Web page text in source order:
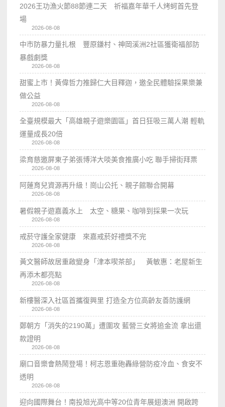
2026王功漁火節88節連二天 祈福嘉年華千人烤蚵首先登
場
2026-08-08
中市防暴力量扎根 豐原鎌村、神岡溪洲2社區獲衛福部防
暴戲劇獎
2026-08-08
甜蜜上市！黃偉哲力推歸仁大目釋迦，邀全民體驗採果樂兼
做公益
2026-08-08
全臺規模最大「高雄親子遊樂園區」首日狂吸三萬人潮 輕軌
運量成長20倍
2026-08-08
梁育慈邀屏東子弟張博洋大啖美食推廣小吃 聯手掃街拜票
2026-08-08
阿蓮育兒資源再升級！崗山公托、親子館聯合開幕
2026-08-08
暑假親子遊嘉義水上 太空、糖果、咖啡到採果一次玩
2026-08-08
戒菸守護全家健康 來嘉戒菸好禮獎不完
2026-08-08
黃文醫師故居重啟變身「津本喫茶部」 黃敏惠：老屋新生
再添木都亮點
2026-08-08
新樓醫深入社區首攜復興里 打造全方位高齡友善防護網
2026-08-08
鄭朝方「消失的2190萬」遭圍攻 藍營三女將追金流 拿出還
款證明
2026-08-08
廟口音樂會熱鬧登場！柯志恩重砲轟綠營防疫冷血、食安不
透明
2026-08-08
迎向國際舞台！南投旭光高中等20位青年展翅澳洲 開啟跨